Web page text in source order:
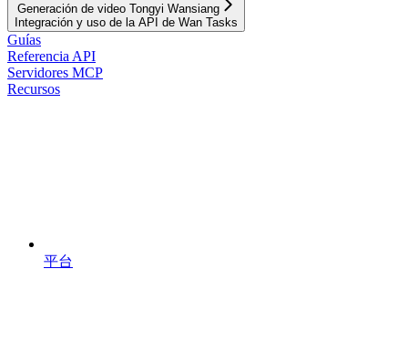
Generación de video Tongyi Wansiang
Integración y uso de la API de Wan Tasks
Guías
Referencia API
Servidores MCP
Recursos
平台